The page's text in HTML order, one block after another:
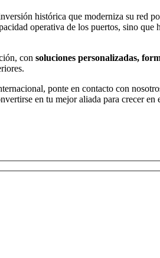
histórica que moderniza su red
operativa de los puertos, sino que
con soluciones personalizadas,
ponte en contacto con
en tu mejor aliada para crecer en